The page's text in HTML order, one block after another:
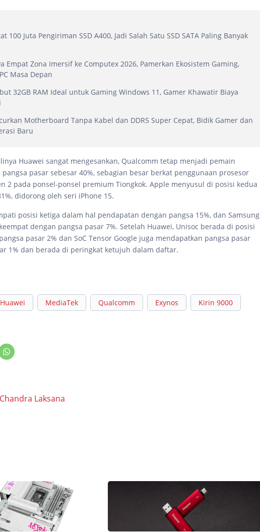
100 Juta Pengiriman SSD A400, Jadi Salah Satu SSD SATA Paling Banyak
Empat Zona Imersif ke Computex 2026, Pamerkan Ekosistem Gaming,
Masa Depan
32GB RAM Ideal untuk Gaming Windows 11, Gamer Khawatir Biaya
Motherboard Tanpa Kabel dan DDR5 Super Cepat, Bidik Gamer dan
Baru
Huawei sangat mengesankan, Qualcomm tetap menjadi pemain
pasar sebesar 40%, sebagian besar berkat penggunaan prosesor
2 pada ponsel-ponsel premium Tiongkok. Apple menyusul di posisi kedua
didorong oleh seri iPhone 15.
posisi ketiga dalam hal pendapatan dengan pangsa 15%, dan Samsung
dengan pangsa pasar 7%. Setelah Huawei, Unisoc berada di posisi
pasar 2% dan SoC Tensor Google juga mendapatkan pangsa pasar
1% dan berada di peringkat ketujuh dalam daftar.
Huawei MediaTek Qualcomm Exynos Kirin 9000
Laksana